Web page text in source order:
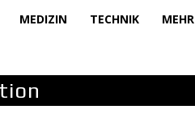
MEDIZIN TECHNIK MEHR